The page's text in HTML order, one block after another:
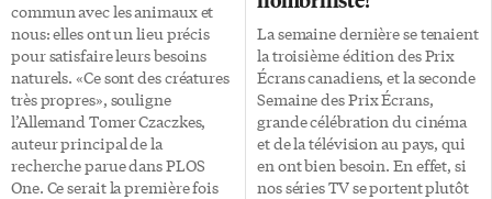
commun avec les animaux et
nous: elles ont un lieu précis
pour satisfaire leurs besoins
naturels. «Ce sont des créatures
très propres», souligne
l’Allemand Tomer Czaczkes,
auteur principal de la
recherche parue dans PLOS
One. Ce serait la première fois
La semaine dernière se tenaient
la troisième édition des Prix
Écrans canadiens, et la seconde
Semaine des Prix Écrans,
grande célébration du cinéma
et de la télévision au pays, qui
en ont bien besoin. En effet, si
nos séries TV se portent plutôt